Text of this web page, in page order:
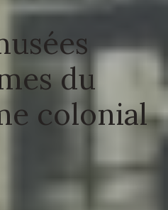
du
colonial